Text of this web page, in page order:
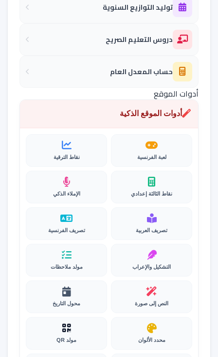
توليد التوازيع السنوية
دروس التعليم الصريح
حساب المعدل العام
أدوات الموقع
أدوات الموقع الذكية
لعبة الفرنسية نقاط الترقية
نقاط الثالثة إعدادي الإملاء الذكي
تصريف العربية تصريف الفرنسية
التشكيل والإعراب مولد ملاحظات
النص إلى صورة محول التاريخ
محدد الألوان مولد QR